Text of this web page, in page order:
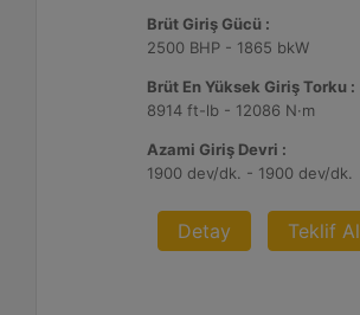
Brüt Giriş Gücü :
2500 BHP - 1865 bkW
Brüt En Yüksek Giriş Torku :
8914 ft-lb - 12086 N·m
Azami Giriş Devri :
1900 dev/dk. - 1900 dev/dk.
Detay Teklif Al